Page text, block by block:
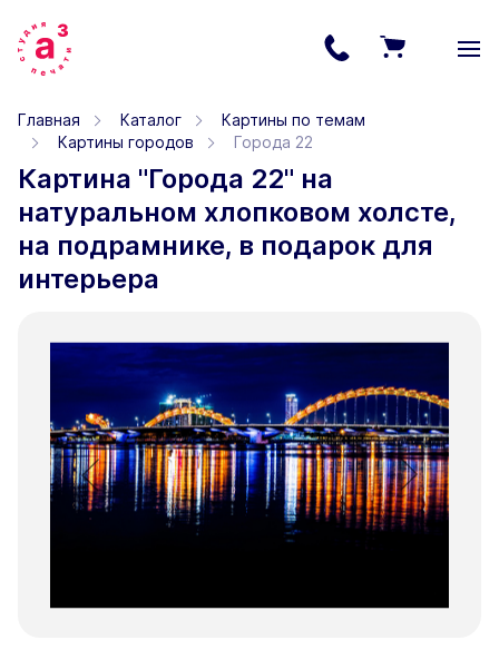
Главная Каталог
Картины по темам
Картины городов
Города 22
Картина "Города 22" на
натуральном хлопковом холсте,
на подрамнике, в подарок для
интерьера